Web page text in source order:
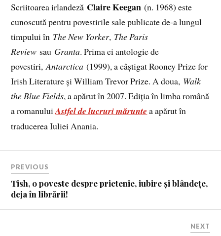
Scriitoarea irlandeză Claire Keegan (n. 1968) este
cunoscută pentru povestirile sale publicate de-a lungul
timpului în The New Yorker, The Paris
Review sau Granta. Prima ei antologie de
povestiri,Antarctica (1999), a câștigat Rooney Prize for
Irish Literature și William Trevor Prize. A doua, Walk
the Blue Fields, a apărut în 2007. Ediția în limba română
a romanuluiAstfel de lucruri mărunte a apărut în
traducerea Iuliei Anania.
PREVIOUS
Tish, o poveste despre prietenie, iubire și blândețe,
deja în librării!
NEXT